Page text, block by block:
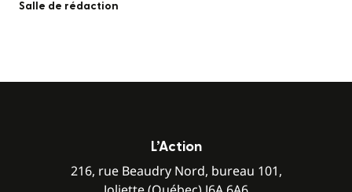
Salle de rédaction
L’Action
216, rue Beaudry Nord, bureau 101,